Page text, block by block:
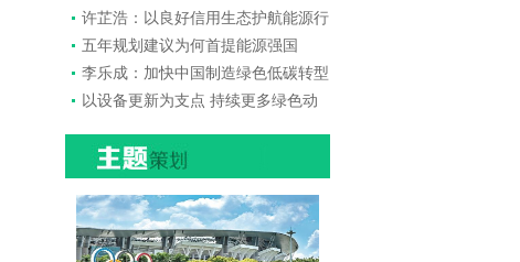
许芷浩：以良好信用生态护航能源行
五年规划建议为何首提能源强国
李乐成：加快中国制造绿色低碳转型
以设备更新为支点 持续更多绿色动